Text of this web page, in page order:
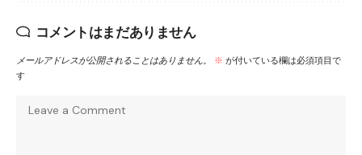
コメントはまだありません
メールアドレスが公開されることはありません。 ※ が付いている欄は必須項目で
す